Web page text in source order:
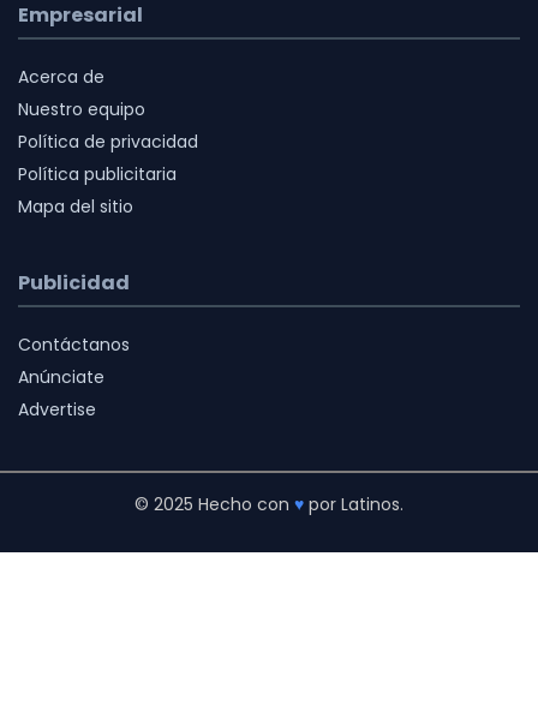
Empresarial
Acerca de
Nuestro equipo
Política de privacidad
Política publicitaria
Mapa del sitio
Publicidad
Contáctanos
Anúnciate
Advertise
© 2025 Hecho con ♥ por Latinos.